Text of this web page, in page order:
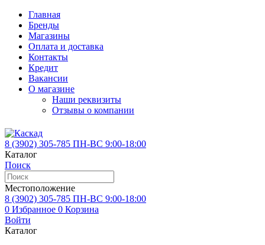
Главная
Бренды
Магазины
Оплата и доставка
Контакты
Кредит
Вакансии
О магазине
Наши реквизиты
Отзывы о компании
8 (3902) 305-785 ПН-ВС 9:00-18:00
Каталог
Поиск
Местоположение
8 (3902) 305-785 ПН-ВС 9:00-18:00
0 Избранное 0 Корзина
Войти
Каталог